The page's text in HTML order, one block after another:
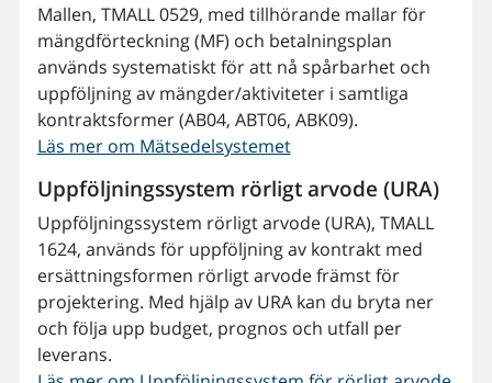
Mallen, TMALL 0529, med tillhörande mallar för
mängdförteckning (MF) och betalningsplan
används systematiskt för att nå spårbarhet och
uppföljning av mängder/aktiviteter i samtliga
kontraktsformer (AB04, ABT06, ABK09).
Läs mer om Mätsedelsystemet
Uppföljningssystem rörligt arvode (URA)
Uppföljningssystem rörligt arvode (URA), TMALL
1624, används för uppföljning av kontrakt med
ersättningsformen rörligt arvode främst för
projektering. Med hjälp av URA kan du bryta ner
och följa upp budget, prognos och utfall per
leverans.